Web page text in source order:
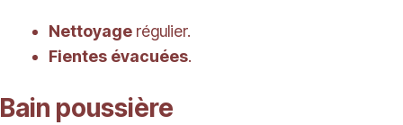
Nettoyage régulier.
Fientes évacuées.
Bain poussière